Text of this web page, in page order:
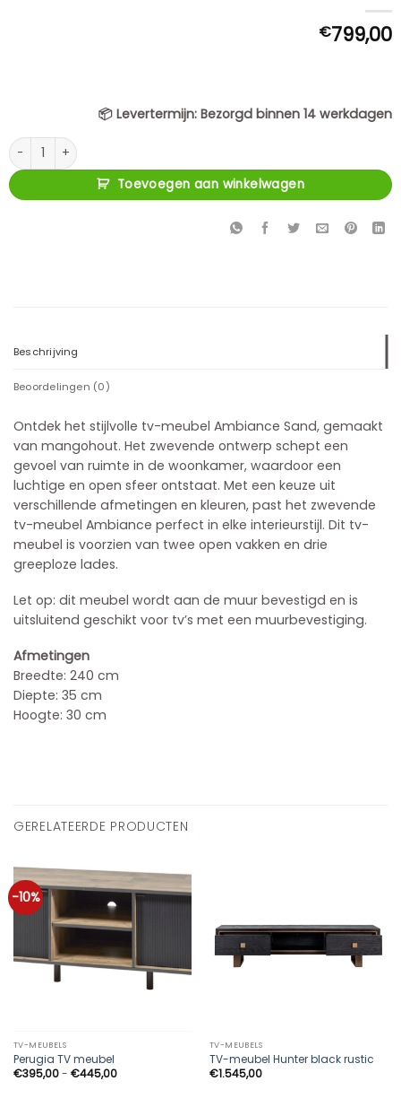
€799,00
📦 Levertermijn: Bezorgd binnen 14 werkdagen
Zwevend tv meubel Ambiance Zand Mangohout 240 cm aantal
Toevoegen aan winkelwagen
Beschrijving
Beoordelingen (0)
Ontdek het stijlvolle tv-meubel Ambiance Sand, gemaakt
van mangohout. Het zwevende ontwerp schept een
gevoel van ruimte in de woonkamer, waardoor een
luchtige en open sfeer ontstaat. Met een keuze uit
verschillende afmetingen en kleuren, past het zwevende
tv-meubel Ambiance perfect in elke interieurstijl. Dit tv-
meubel is voorzien van twee open vakken en drie
greeploze lades.
Let op: dit meubel wordt aan de muur bevestigd en is
uitsluitend geschikt voor tv’s met een muurbevestiging.
Afmetingen
Breedte: 240 cm
Diepte: 35 cm
Hoogte: 30 cm
GERELATEERDE PRODUCTEN
-10%
TV-MEUBELS
Perugia TV meubel
€395,00- €445,00Prijsklasse:
€395,00
TV-MEUBELS
TV-meubel Hunter black rustic
€1.545,00